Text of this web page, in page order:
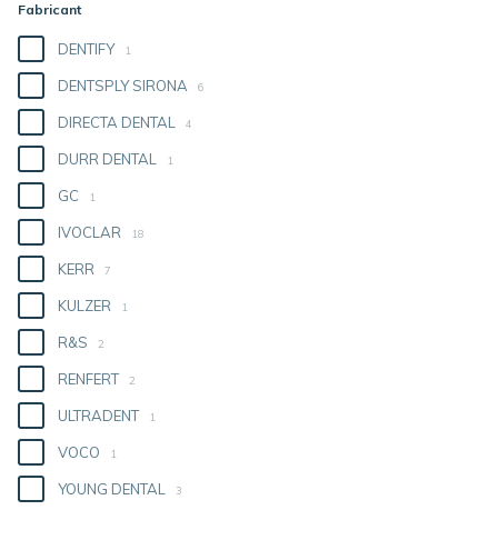
Fabricant
DENTIFY 1
DENTSPLY SIRONA 6
DIRECTA DENTAL 4
DURR DENTAL 1
GC 1
IVOCLAR 18
KERR 7
KULZER 1
R&S 2
RENFERT 2
ULTRADENT 1
VOCO 1
YOUNG DENTAL 3